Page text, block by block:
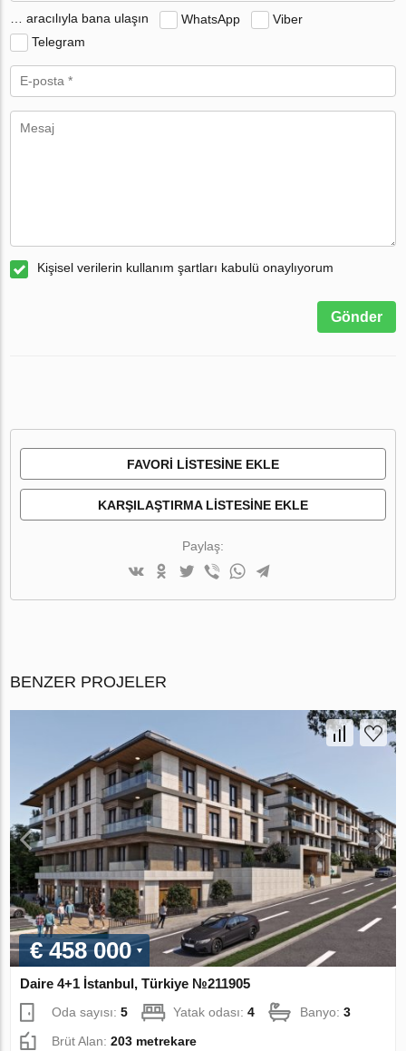
… aracılıyla bana ulaşın WhatsApp
Viber
Telegram
Kişisel verilerin kullanım şartları kabulü onaylıyorum
Gönder
FAVORI LISTESINE EKLE
KARŞILAŞTIRMA LISTESINE EKLE
Paylaş:
BENZER PROJELER
€ 458 000
Daire 4+1 İstanbul, Türkiye №211905
Oda sayısı:5 Yatak odası:4 Banyo:3
Brüt Alan:203 metrekare